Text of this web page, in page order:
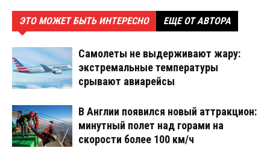
ЭТО МОЖЕТ БЫТЬ ИНТЕРЕСНО ЕЩЕ ОТ АВТОРА
Самолеты не выдерживают жару:
экстремальные температуры
срывают авиарейсы
В Англии появился новый аттракцион:
минутный полет над горами на
скорости более 100 км/ч